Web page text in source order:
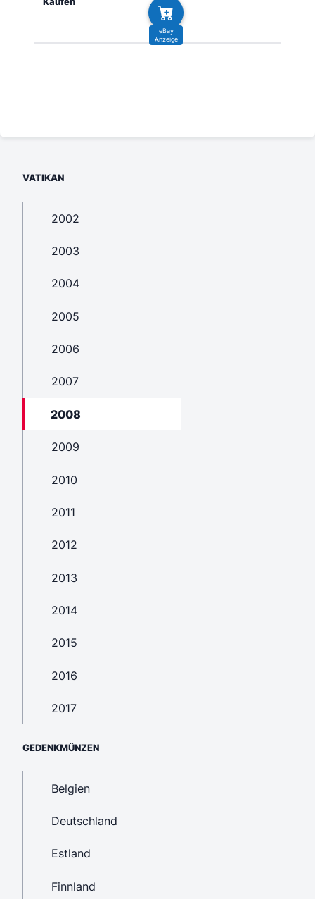
VATIKAN
2002
2003
2004
2005
2006
2007
2008
2009
2010
2011
2012
2013
2014
2015
2016
2017
GEDENKMÜNZEN
Belgien
Deutschland
Estland
Finnland